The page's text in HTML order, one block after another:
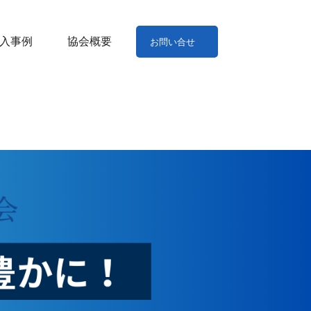
事例 協会概要 お問い合せ